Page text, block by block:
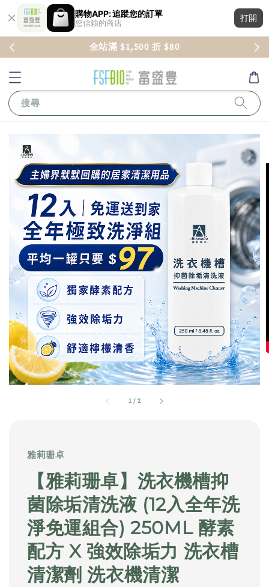
購物APP: 追蹤您的訂單
您信賴的商店
打開
全站滿 $1,500 折 $80
搜尋
1 / 2
雅莉珊卓
【雅莉珊卓】洗衣機槽抑
菌除垢清洗液 (12入全年洗
淨免運組合) 250ML 酵素
配方 X 強效除垢力 洗衣槽
清潔劑 洗衣機清潔